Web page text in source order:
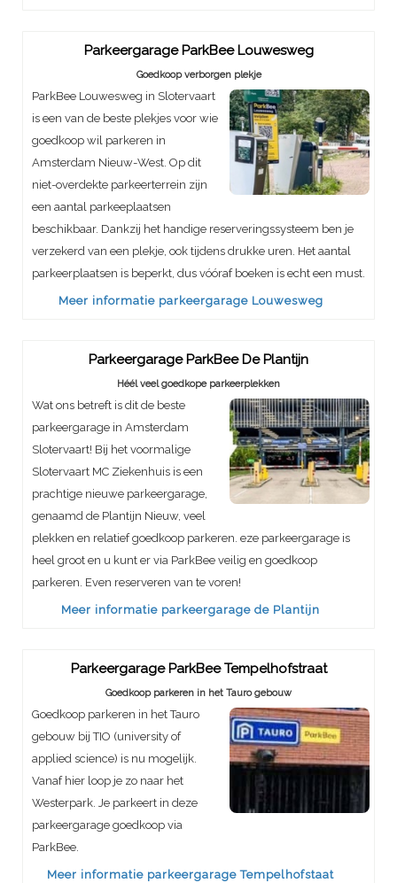
Parkeergarage ParkBee Louwesweg
Goedkoop verborgen plekje
ParkBee Louwesweg in Slotervaart
is een van de beste plekjes voor wie
goedkoop wil parkeren in
Amsterdam Nieuw-West. Op dit
niet-overdekte parkeerterrein zijn
een aantal parkeeplaatsen
beschikbaar. Dankzij het handige reserveringssysteem ben je
verzekerd van een plekje, ook tijdens drukke uren. Het aantal
parkeerplaatsen is beperkt, dus vóóraf boeken is echt een must.
Meer informatie parkeergarage Louwesweg
Parkeergarage ParkBee De Plantijn
Héél veel goedkope parkeerplekken
Wat ons betreft is dit de beste
parkeergarage in Amsterdam
Slotervaart! Bij het voormalige
Slotervaart MC Ziekenhuis is een
prachtige nieuwe parkeergarage,
genaamd de Plantijn Nieuw, veel
plekken en relatief goedkoop parkeren. eze parkeergarage is
heel groot en u kunt er via ParkBee veilig en goedkoop
parkeren. Even reserveren van te voren!
Meer informatie parkeergarage de Plantijn
Parkeergarage ParkBee Tempelhofstraat
Goedkoop parkeren in het Tauro gebouw
Goedkoop parkeren in het Tauro
gebouw bij TIO (university of
applied science) is nu mogelijk.
Vanaf hier loop je zo naar het
Westerpark. Je parkeert in deze
parkeergarage goedkoop via
ParkBee.
Meer informatie parkeergarage Tempelhofstaat